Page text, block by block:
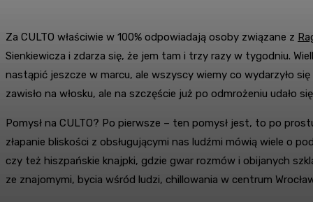
Za CULTO właściwie w 100% odpowiadają osoby związane z
Sienkiewicza i zdarza się, że jem tam i trzy razy w tygodniu.
nastąpić jeszcze w marcu, ale wszyscy wiemy co wydarzyło
zawisło na włosku, ale na szczęście już po odmrożeniu
Pomysł na CULTO? Po pierwsze – ten pomysł jest, to po
złapanie bliskości z obsługującymi nas ludźmi mówią wiele o
czy też hiszpańskie knajpki, gdzie gwar rozmów i obijanych
ze znajomymi, bycia wśród ludzi, chillowania w centrum